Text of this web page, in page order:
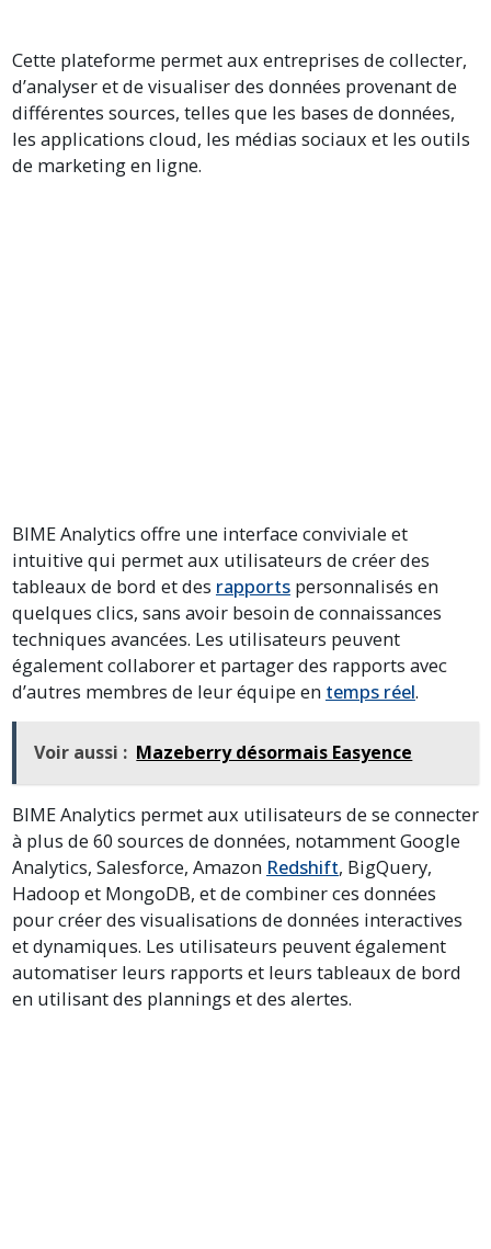
Cette plateforme permet aux entreprises de collecter,
d’analyser et de visualiser des données provenant de
différentes sources, telles que les bases de données,
les applications cloud, les médias sociaux et les outils
de marketing en ligne.
BIME Analytics offre une interface conviviale et
intuitive qui permet aux utilisateurs de créer des
tableaux de bord et des rapportspersonnalisés en
quelques clics, sans avoir besoin de connaissances
techniques avancées. Les utilisateurs peuvent
également collaborer et partager des rapports avec
d’autres membres de leur équipe en temps réel.
Voir aussi : Mazeberry désormais Easyence
BIME Analytics permet aux utilisateurs de se connecter
à plus de 60 sources de données, notamment Google
Analytics, Salesforce, Amazon Redshift, BigQuery,
Hadoop et MongoDB, et de combiner ces données
pour créer des visualisations de données interactives
et dynamiques. Les utilisateurs peuvent également
automatiser leurs rapports et leurs tableaux de bord
en utilisant des plannings et des alertes.